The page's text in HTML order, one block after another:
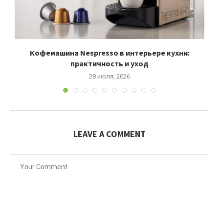
Кофемашина Nespresso в интерьере кухни:
практичность и уход
28 июля, 2026
LEAVE A COMMENT